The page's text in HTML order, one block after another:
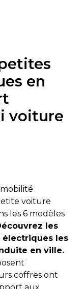
en
voiture
mobilité
voiture
les 6 modèles
les
électriques les
en ville.
coffres ont